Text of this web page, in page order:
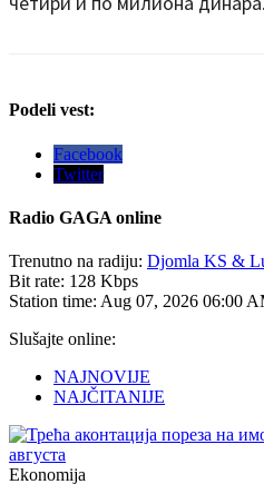
Podeli vest:
Facebook
Twitter
Radio GAGA online
Trenutno na radiju: Djomla KS &
Bit rate: 128 Kbps
Station time: Aug 07, 2026 06:00
Slušajte online:
NAJNOVIJE
NAJČITANIJE
Ekonomija